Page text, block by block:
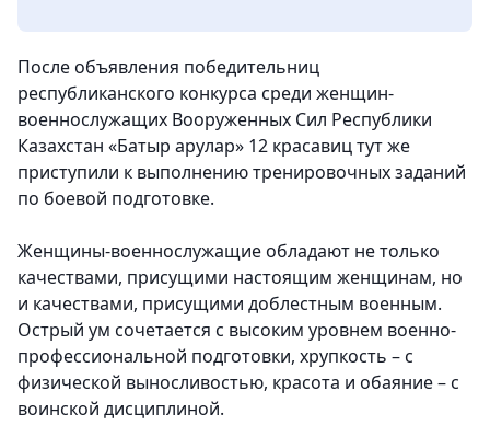
После объявления победительниц
республиканского конкурса среди женщин-
военнослужащих Вооруженных Сил Республики
Казахстан «Батыр арулар» 12 красавиц тут же
приступили к выполнению тренировочных заданий
по боевой подготовке.
Женщины-военнослужащие обладают не только
качествами, присущими настоящим женщинам, но
и качествами, присущими доблестным военным.
Острый ум сочетается с высоким уровнем военно-
профессиональной подготовки, хрупкость – с
физической выносливостью, красота и обаяние – с
воинской дисциплиной.